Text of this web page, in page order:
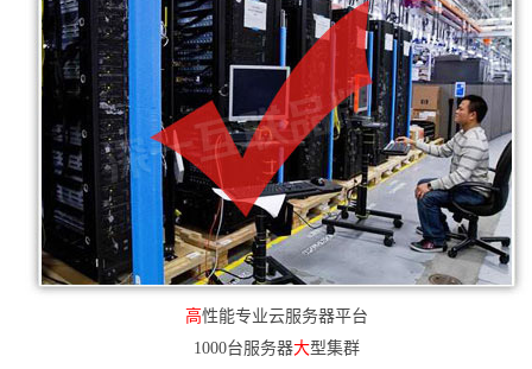
高性能专业云服务器平台
1000台服务器大型集群